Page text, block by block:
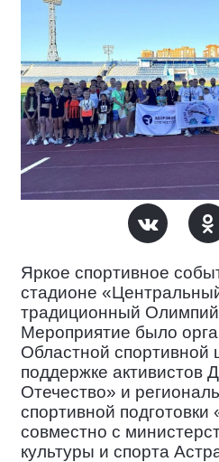
Яркое спортивное
стадионе
традиционный
Мероприятие было
Областной спортивной
поддержке активистов
Отечество» и
спортивной подготовки
совместно с
культуры и спорта